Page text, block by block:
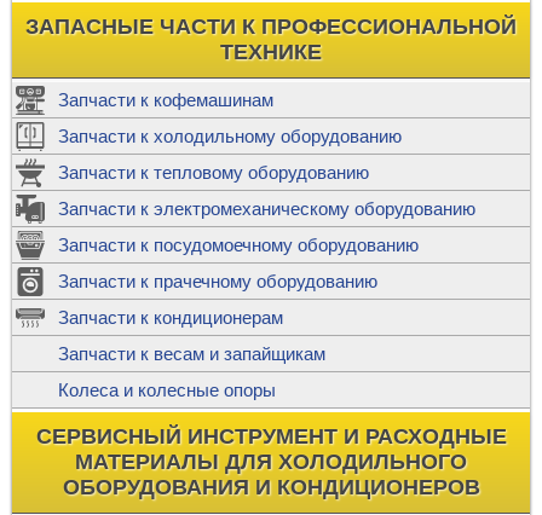
ЗАПАСНЫЕ ЧАСТИ К ПРОФЕССИОНАЛЬНОЙ
ТЕХНИКЕ
Запчасти к кофемашинам
Запчасти к холодильному оборудованию
Запчасти к тепловому оборудованию
Запчасти к электромеханическому оборудованию
Запчасти к посудомоечному оборудованию
Запчасти к прачечному оборудованию
Запчасти к кондиционерам
Запчасти к весам и запайщикам
Колеса и колесные опоры
СЕРВИСНЫЙ ИНСТРУМЕНТ И РАСХОДНЫЕ
МАТЕРИАЛЫ ДЛЯ ХОЛОДИЛЬНОГО
ОБОРУДОВАНИЯ И КОНДИЦИОНЕРОВ